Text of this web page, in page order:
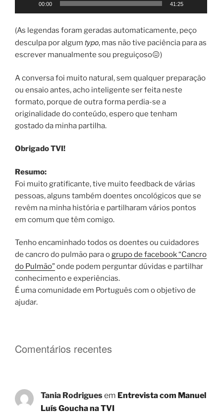
00:00 41:25
(As legendas foram geradas automaticamente, peço
desculpa por algum typo, mas não tive paciência para as
escrever manualmente sou preguiçoso😖)
A conversa foi muito natural, sem qualquer preparação
ou ensaio antes, acho inteligente ser feita neste
formato, porque de outra forma perdia-se a
originalidade do conteúdo, espero que tenham
gostado da minha partilha.
Obrigado TVI!
Resumo:
Foi muito gratificante, tive muito feedback de várias
pessoas, alguns também doentes oncológicos que se
revêm na minha história e partilharam vários pontos
em comum que têm comigo.
Tenho encaminhado todos os doentes ou cuidadores
de cancro do pulmão para ogrupo de facebook “Cancro
do Pulmão”onde podem perguntar dúvidas e partilhar
conhecimento e experiências.
É uma comunidade em Português com o objetivo de
ajudar.
Comentários recentes
Tania Rodriguesem Entrevista com Manuel
Luís Goucha na TVI